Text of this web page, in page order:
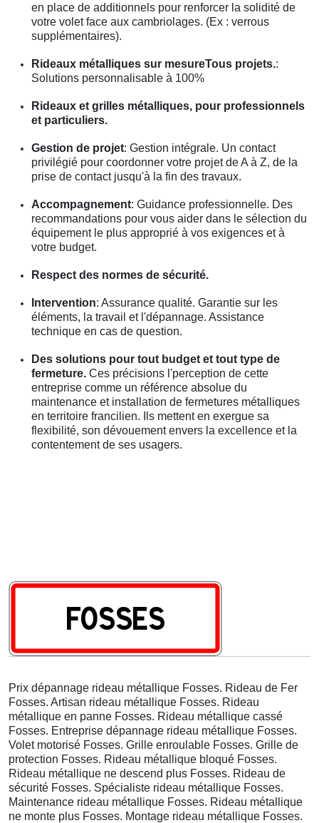
en place de additionnels pour renforcer la solidité de
votre volet face aux cambriolages. (Ex : verrous
supplémentaires).
Rideaux métalliques sur mesureTous projets.:
Solutions personnalisable à 100%
Rideaux et grilles métalliques, pour professionnels
et particuliers.
Gestion de projet: Gestion intégrale. Un contact
privilégié pour coordonner votre projet de A à Z, de la
prise de contact jusqu'à la fin des travaux.
Accompagnement: Guidance professionnelle. Des
recommandations pour vous aider dans le sélection du
équipement le plus approprié à vos exigences et à
votre budget.
Respect des normes de sécurité.
Intervention: Assurance qualité. Garantie sur les
éléments, la travail et l'dépannage. Assistance
technique en cas de question.
Des solutions pour tout budget et tout type de
fermeture. Ces précisions l'perception de cette
entreprise comme un référence absolue du
maintenance et installation de fermetures métalliques
en territoire francilien. Ils mettent en exergue sa
flexibilité, son dévouement envers la excellence et la
contentement de ses usagers.
Prix dépannage rideau métallique Fosses. Rideau de Fer
Fosses. Artisan rideau métallique Fosses. Rideau
métallique en panne Fosses. Rideau métallique cassé
Fosses. Entreprise dépannage rideau métallique Fosses.
Volet motorisé Fosses. Grille enroulable Fosses. Grille de
protection Fosses. Rideau métallique bloqué Fosses.
Rideau métallique ne descend plus Fosses. Rideau de
sécurité Fosses. Spécialiste rideau métallique Fosses.
Maintenance rideau métallique Fosses. Rideau métallique
ne monte plus Fosses. Montage rideau métallique Fosses.